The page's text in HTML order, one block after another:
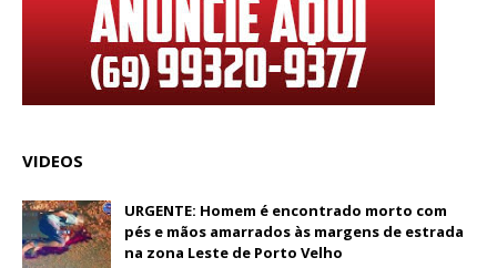
VIDEOS
URGENTE: Homem é encontrado morto com
pés e mãos amarrados às margens de estrada
na zona Leste de Porto Velho